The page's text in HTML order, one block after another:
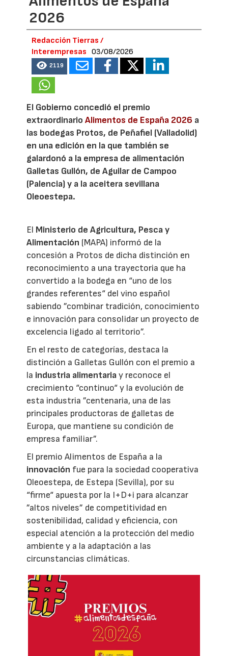
2026
Redacción Tierras /
Interempresas
03/08/2026
2119
El Gobierno concedió el premio
extraordinarioAlimentos de España 2026 a
las bodegas Protos, de Peñafiel (Valladolid)
en una edición en la que también se
galardonó a la empresa de alimentación
Galletas Gullón, de Aguilar de Campoo
(Palencia) y a la aceitera sevillana
Oleoestepa.
El Ministerio de Agricultura, Pesca y
Alimentación (MAPA) informó de la
concesión a Protos de dicha distinción en
reconocimiento a una trayectoria que ha
convertido a la bodega en “uno de los
grandes referentes“ del vino español
sabiendo ”combinar tradición, conocimiento
e innovación para consolidar un proyecto de
excelencia ligado al territorio”.
En el resto de categorías, destaca la
distinción a Galletas Gullón con el premio a
la industria alimentariay reconoce el
crecimiento “continuo“ y la evolución de
esta industria ”centenaria, una de las
principales productoras de galletas de
Europa, que mantiene su condición de
empresa familiar”.
El premio Alimentos de España a la
innovación fue para la sociedad cooperativa
Oleoestepa, de Estepa (Sevilla), por su
“firme“ apuesta por la I+D+i para alcanzar
”altos niveles” de competitividad en
sostenibilidad, calidad y eficiencia, con
especial atención a la protección del medio
ambiente y a la adaptación a las
circunstancias climáticas.